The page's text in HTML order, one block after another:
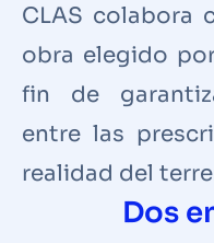
CLAS colabora
obra elegido
fin de
entre las
realidad del
Dos